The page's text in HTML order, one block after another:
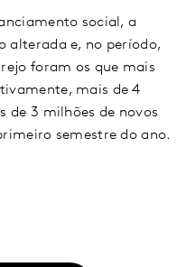
social, a
alterada e, no período,
foram os que mais
mais de 4
de 3 milhões de novos
semestre do ano.